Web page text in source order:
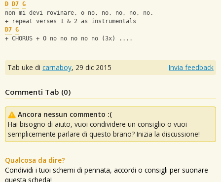
D
D7 G
non mi devi rovinare, o no, no, no, no, no.
+ repeat verses 1 & 2 as instrumentals
D7 G
+ CHORUS + O no no no no no (3x) ....
Tab uke di carnaboy, 29 dic 2015 Invia feedback
Commenti Tab (0)
Ancora nessun commento :(
Hai bisogno di aiuto, vuoi condividere un consiglio o vuoi
semplicemente parlare di questo brano? Inizia la discussione!
Qualcosa da dire?
Condividi i tuoi schemi di pennata, accordi o consigli per suonare
questa scheda!